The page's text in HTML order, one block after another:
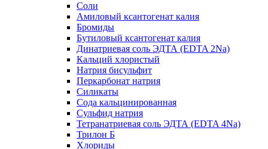
Соли
Амиловый ксантогенат калия
Бромиды
Бутиловый ксантогенат калия
Динатриевая соль ЭДТА (EDTA 2Na)
Кальций хлористый
Натрия бисульфит
Перкарбонат натрия
Силикаты
Сода кальцинированная
Сульфид натрия
Тетранатриевая соль ЭДТА (EDTA 4Na)
Трилон Б
Хлориды